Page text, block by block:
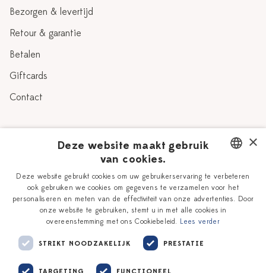
Bezorgen & levertijd
Retour & garantie
Betalen
Giftcards
Contact
Verhaal
Onze plateelschilders
Delfts Blauw
Workshops
Vacatures
Zakelijk
DUTCH
ENGLISH
×
Deze website maakt gebruik
van cookies.
Deze website gebruikt cookies om uw gebruikerservaring te verbeteren
ook gebruiken we cookies om gegevens te verzamelen voor het
personaliseren en meten van de effectiviteit van onze advertenties. Door
onze website te gebruiken, stemt u in met alle cookies in
overeenstemming met ons Cookiebeleid. Lees verder
STRIKT NOODZAKELIJK PRESTATIE
TARGETING FUNCTIONEEL